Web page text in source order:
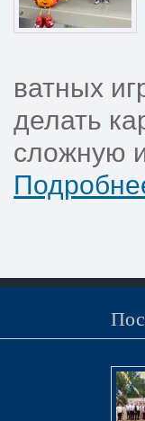
ватных
делать
сложную